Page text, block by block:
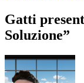
Gatti
Soluzione”